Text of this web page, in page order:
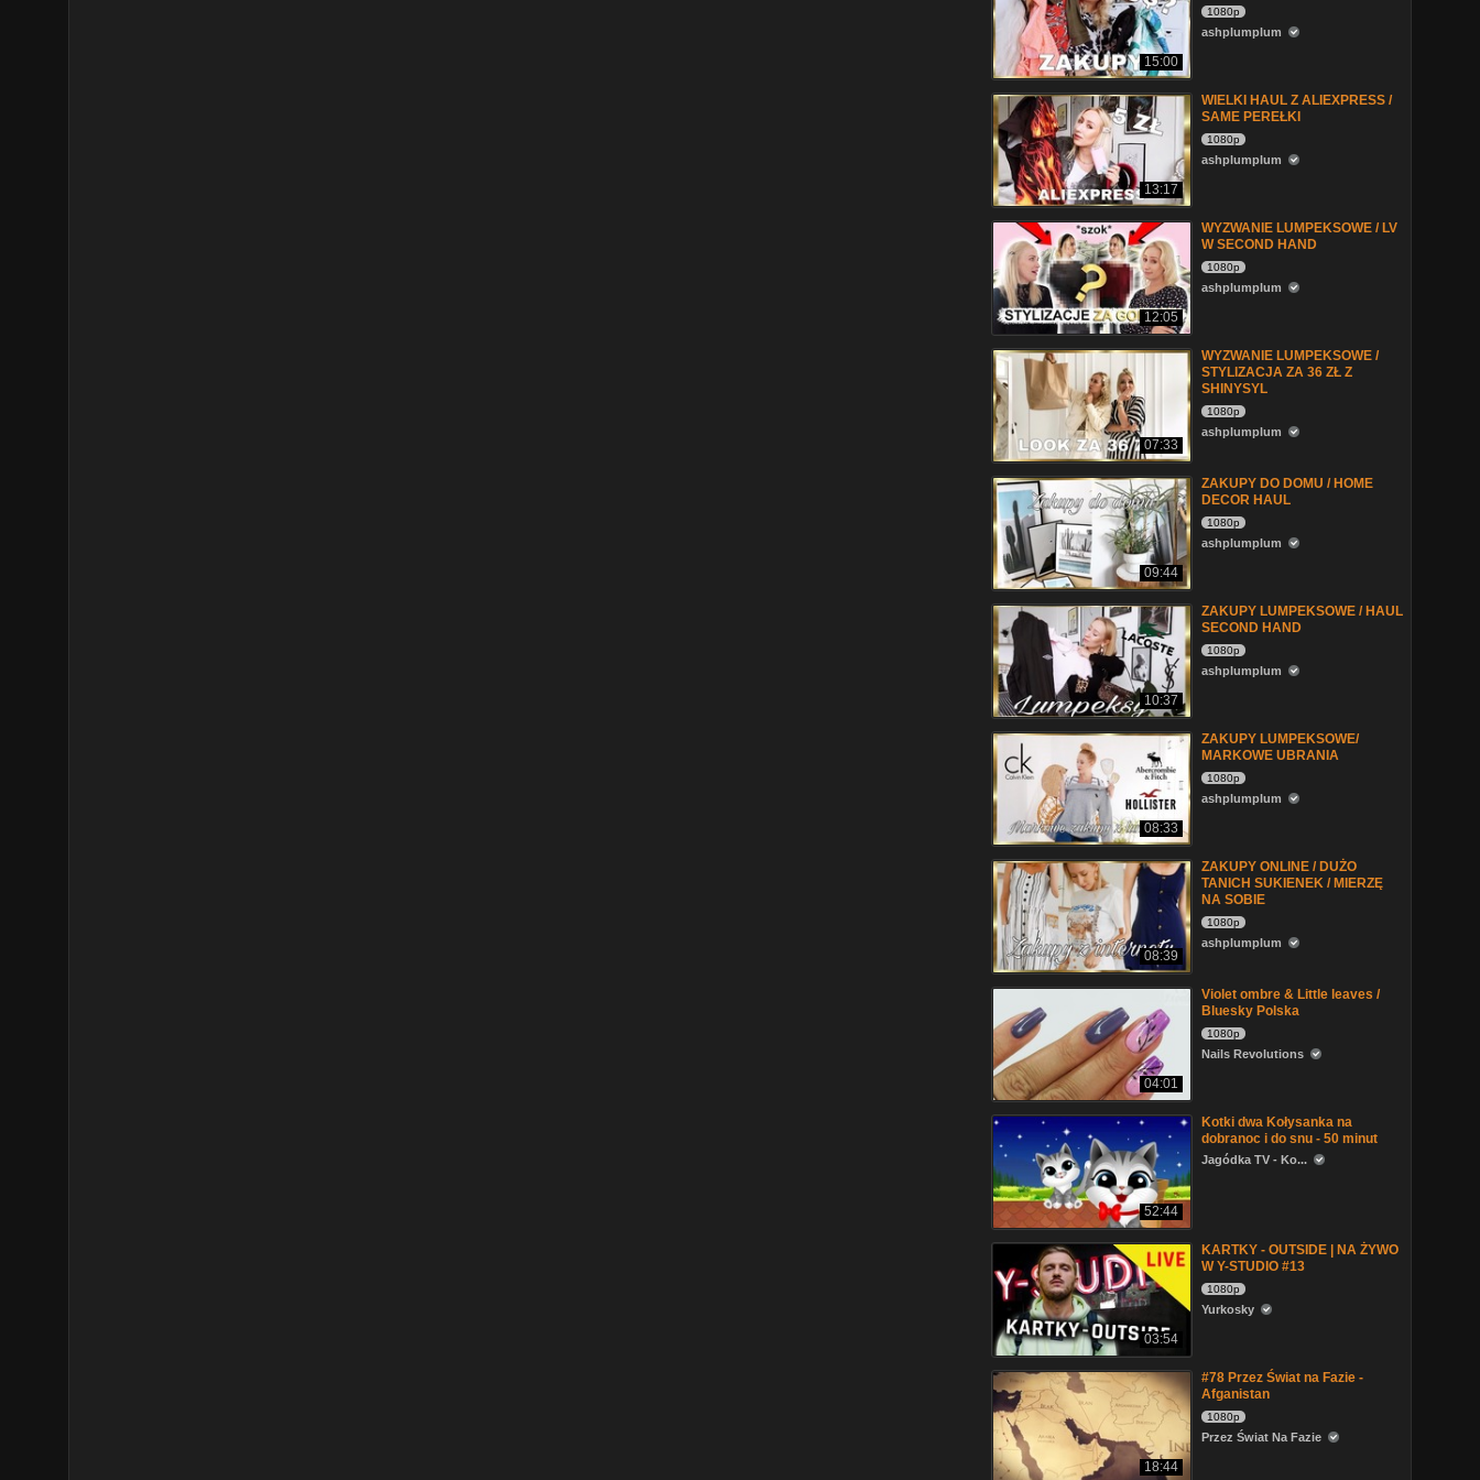
15:00
1080p
ashplumplum
13:17
WIELKI HAUL Z ALIEXPRESS /
SAME PEREŁKI
1080p
ashplumplum
12:05
WYZWANIE LUMPEKSOWE / LV
W SECOND HAND
1080p
ashplumplum
07:33
WYZWANIE LUMPEKSOWE /
STYLIZACJA ZA 36 ZŁ Z
SHINYSYL
1080p
ashplumplum
09:44
ZAKUPY DO DOMU / HOME
DECOR HAUL
1080p
ashplumplum
10:37
ZAKUPY LUMPEKSOWE / HAUL
SECOND HAND
1080p
ashplumplum
08:33
ZAKUPY LUMPEKSOWE/
MARKOWE UBRANIA
1080p
ashplumplum
08:39
ZAKUPY ONLINE / DUŻO
TANICH SUKIENEK / MIERZĘ
NA SOBIE
1080p
ashplumplum
04:01
Violet ombre & Little leaves /
Bluesky Polska
1080p
Nails Revolutions
52:44
Kotki dwa Kołysanka na
dobranoc i do snu - 50 minut
Jagódka TV - Ko...
03:54
KARTKY - OUTSIDE | NA ŻYWO
W Y-STUDIO #13
1080p
Yurkosky
18:44
#78 Przez Świat na Fazie -
Afganistan
1080p
Przez Świat Na Fazie